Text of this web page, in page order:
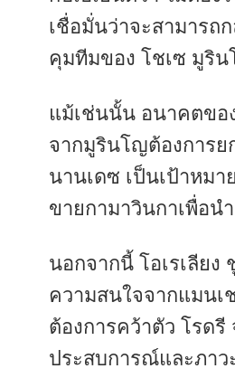
เชื่อมั่นว่าจะสามารถ
คุมทีมของ โชเซ มูริ
แม้เช่นนั้น อนาคตขอ
จากมูรินโญต้องการย
นานเดซ เป็นเป้าหมา
ขายกามาวินกาเพื่อน
นอกจากนี้ โอเรเลียง
ความสนใจจากแมน
ต้องการคว้าตัว โรดรี
ประสบการณ์และภา